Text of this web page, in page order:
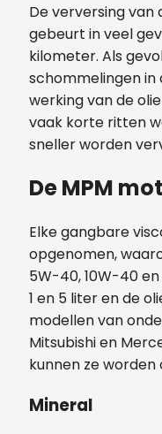
De verversing van
gebeurt in veel
kilometer. Als
schommelingen
werking van de
vaak korte ritten
sneller worden
De MPM
Elke gangbare
opgenomen,
5W-40, 10W-40
1 en 5 liter en de
modellen van
Mitsubishi en
kunnen ze
Mineral